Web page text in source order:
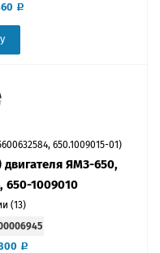
650.1009015-01)
ЯМЗ-650,
650-1009010
(13)